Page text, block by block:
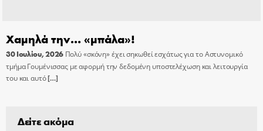
Χαμηλά την… «μπάλα»!
30 Ιουλίου, 2026 Πολύ «σκόνη» έχει σηκωθεί εσχάτως για το Αστυνομικό
τμήμα Γουμένισσας με αφορμή την δεδομένη υποστελέχωση και λειτουργία
του και αυτό[…]
Δείτε ακόμα